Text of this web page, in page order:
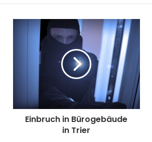
Einbruch in Bürogebäude
in Trier